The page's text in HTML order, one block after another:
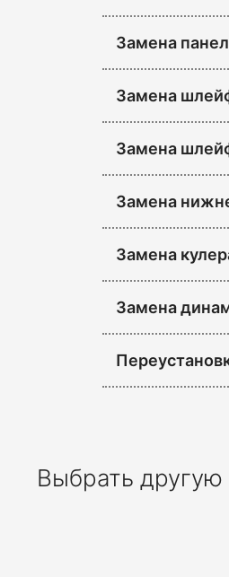
Замена
Замена
Замена
Замена
Замена
Замена
Выбрать